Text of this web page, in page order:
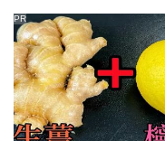
灣旅客也被影響！實
光
PR